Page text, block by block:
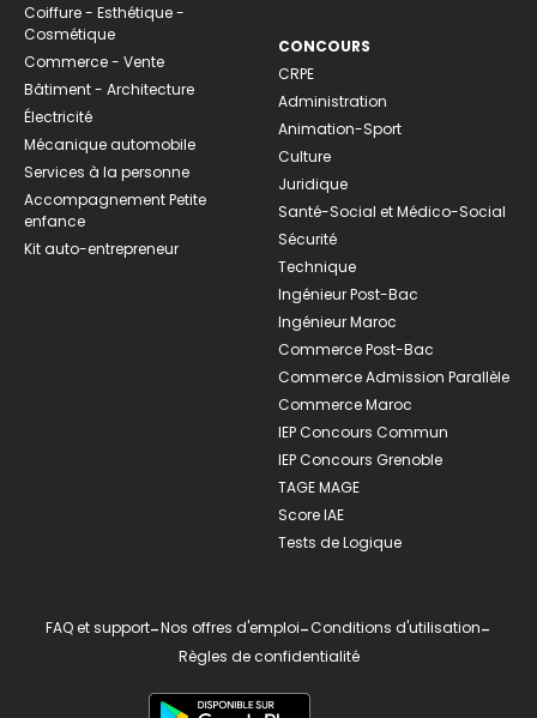
Coiffure - Esthétique -
Cosmétique
Commerce - Vente
Bâtiment - Architecture
Électricité
Mécanique automobile
Services à la personne
Accompagnement Petite
enfance
Kit auto-entrepreneur
CONCOURS
CRPE
Administration
Animation-Sport
Culture
Juridique
Santé-Social et Médico-Social
Sécurité
Technique
Ingénieur Post-Bac
Ingénieur Maroc
Commerce Post-Bac
Commerce Admission Parallèle
Commerce Maroc
IEP Concours Commun
IEP Concours Grenoble
TAGE MAGE
Score IAE
Tests de Logique
FAQ et support-Nos offres d'emploi-Conditions d'utilisation-
Règles de confidentialité